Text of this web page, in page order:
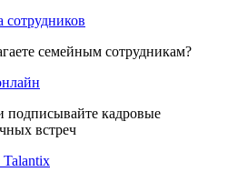
сотрудников
семейным сотрудникам?
подписывайте кадровые
встреч
Talantix